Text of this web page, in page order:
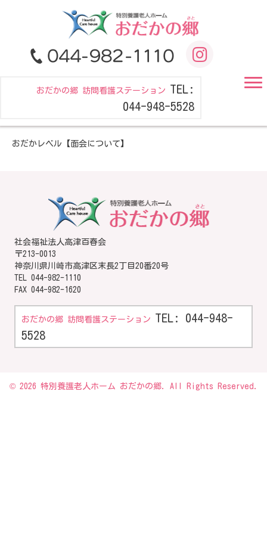
おだかの郷 訪問看護ステーション TEL:
044-948-5528
おだかレベル【面会について】
社会福祉法人高津百春会
〒213-0013
神奈川県川崎市高津区末長2丁目20番20号
TEL 044-982-1110
FAX 044-982-1620
おだかの郷 訪問看護ステーション TEL: 044-948-
5528
© 2026 特別養護老人ホーム おだかの郷. All Rights Reserved.